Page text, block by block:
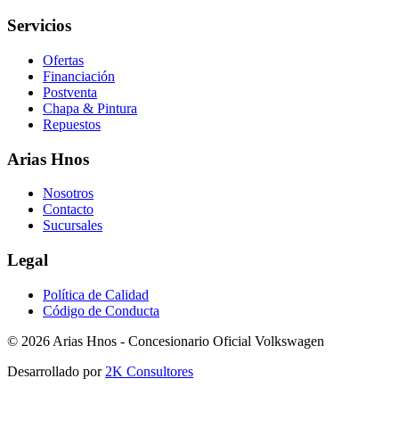
Servicios
Ofertas
Financiación
Postventa
Chapa & Pintura
Repuestos
Arias Hnos
Nosotros
Contacto
Sucursales
Legal
Política de Calidad
Código de Conducta
© 2026 Arias Hnos - Concesionario Oficial Volkswagen
Desarrollado por 2K Consultores